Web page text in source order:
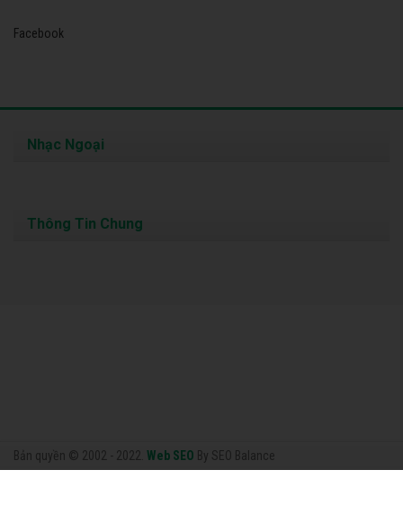
Facebook
Bản quyền © 2002 - 2022. Web SEO By SEO Balance
Nhạc Ngoại
Thông Tin Chung